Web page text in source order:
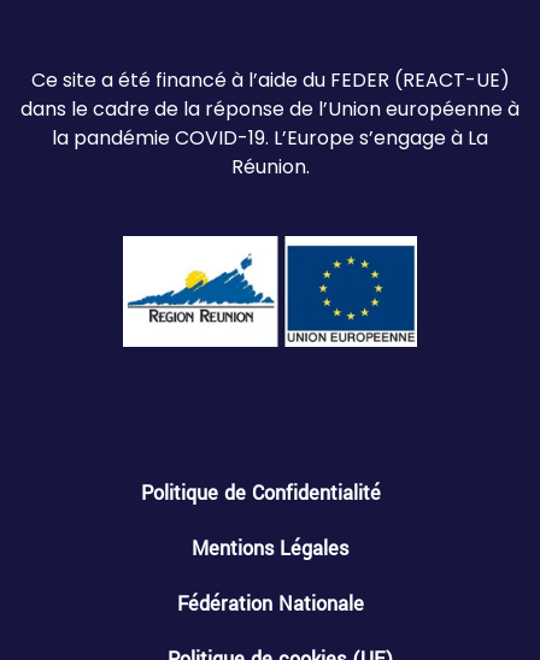
Ce site a été financé à l’aide du FEDER (REACT-UE)
dans le cadre de la réponse de l’Union européenne à
la pandémie COVID-19. L’Europe s’engage à La
Réunion.
Politique de Confidentialité
Mentions Légales
Fédération Nationale